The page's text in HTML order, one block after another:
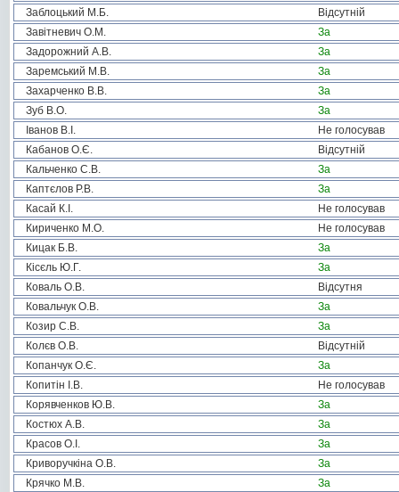
Заблоцький М.Б.
Відсутній
Завітневич О.М.
За
Задорожний А.В.
За
Заремський М.В.
За
Захарченко В.В.
За
Зуб В.О.
За
Іванов В.І.
Не голосував
Кабанов О.Є.
Відсутній
Кальченко С.В.
За
Каптєлов Р.В.
За
Касай К.І.
Не голосував
Кириченко М.О.
Не голосував
Кицак Б.В.
За
Кісєль Ю.Г.
За
Коваль О.В.
Відсутня
Ковальчук О.В.
За
Козир С.В.
За
Колєв О.В.
Відсутній
Копанчук О.Є.
За
Копитін І.В.
Не голосував
Корявченков Ю.В.
За
Костюх А.В.
За
Красов О.І.
За
Криворучкіна О.В.
За
Крячко М.В.
За